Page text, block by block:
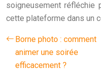
soigneusement réfléchie
cette plateforme dans un
Borne photo : comment
animer une soirée
efficacement ?